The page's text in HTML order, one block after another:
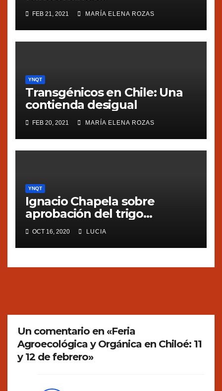
estadounidenses
presionaron a México
FEB 21, 2021 MARÍA ELENA ROZAS
YNQT
Transgénicos en Chile: Una
contienda desigual
FEB 20, 2021 MARÍA ELENA ROZAS
YNQT
Ignacio Chapela sobre
aprobación del trigo
transgénico en Argentina
OCT 16, 2020 LUCIA
Un comentario en «Feria
Agroecológica y Orgánica en Chiloé: 11
y 12 de febrero»